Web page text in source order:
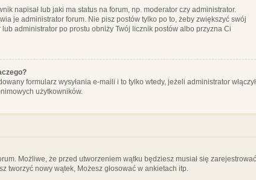
napisał lub jaki ma status na forum, np. moderator czy administrator.
je administrator forum. Nie pisz postów tylko po to, żeby zwiększyć swój
administrator po prostu obniży Twój licznik postów albo przyzna Ci
formularz wysyłania e-maili i to tylko wtedy, jeżeli administrator włączył
użytkowników.
Możliwe, że przed utworzeniem wątku będziesz musiał się
tworzyć nowy wątek, Możesz głosować w ankietach itp.